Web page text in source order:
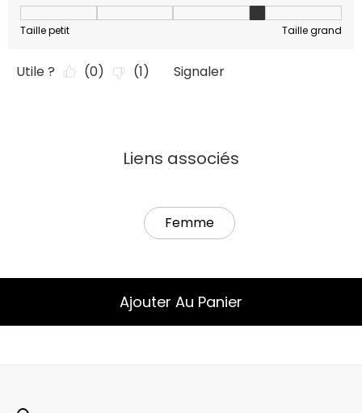
Liens associés
Femme
Ajouter Au Panier